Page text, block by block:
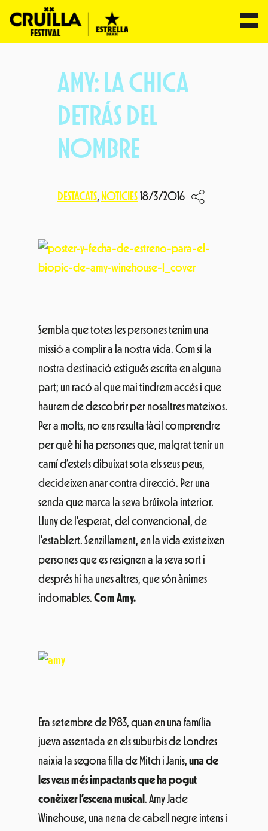
AMY: LA CHICA
DETRÁS DEL
NOMBRE
DESTACATS, NOTICIES 18/3/2016
Sembla que totes les persones tenim una
missió a complir a la nostra vida. Com si la
nostra destinació estigués escrita en alguna
part; un racó al que mai tindrem accés i que
haurem de descobrir per nosaltres mateixos.
Per a molts, no ens resulta fàcil comprendre
per què hi ha persones que, malgrat tenir un
camí d’estels dibuixat sota els seus peus,
decideixen anar contra direcció. Per una
senda que marca la seva brúixola interior.
Lluny de l’esperat, del convencional, de
l’establert. Senzillament, en la vida existeixen
persones que es resignen a la seva sort i
després hi ha unes altres, que són ànimes
indomables. Com Amy.
Era setembre de 1983, quan en una família
jueva assentada en els suburbis de Londres
naixia la segona filla de Mitch i Janis, una de
les veus més impactants que ha pogut
conèixer l’escena musical . Amy Jade
Winehouse, una nena de cabell negre intens i